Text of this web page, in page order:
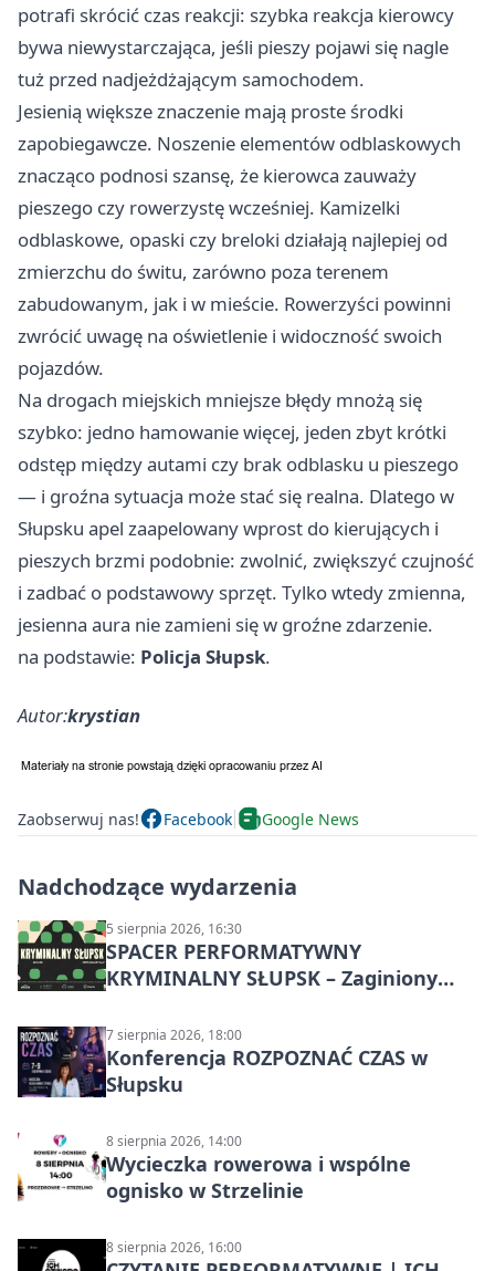
potrafi skrócić czas reakcji: szybka reakcja kierowcy
bywa niewystarczająca, jeśli pieszy pojawi się nagle
tuż przed nadjeżdżającym samochodem.
Jesienią większe znaczenie mają proste środki
zapobiegawcze. Noszenie elementów odblaskowych
znacząco podnosi szansę, że kierowca zauważy
pieszego czy rowerzystę wcześniej. Kamizelki
odblaskowe, opaski czy breloki działają najlepiej od
zmierzchu do świtu, zarówno poza terenem
zabudowanym, jak i w mieście. Rowerzyści powinni
zwrócić uwagę na oświetlenie i widoczność swoich
pojazdów.
Na drogach miejskich mniejsze błędy mnożą się
szybko: jedno hamowanie więcej, jeden zbyt krótki
odstęp między autami czy brak odblasku u pieszego
— i groźna sytuacja może stać się realna. Dlatego w
Słupsku apel zaapelowany wprost do kierujących i
pieszych brzmi podobnie: zwolnić, zwiększyć czujność
i zadbać o podstawowy sprzęt. Tylko wtedy zmienna,
jesienna aura nie zamieni się w groźne zdarzenie.
na podstawie: Policja Słupsk.
Autor:krystian
Zaobserwuj nas! Facebook Google News
Nadchodzące wydarzenia
5 sierpnia 2026, 16:30
SPACER PERFORMATYWNY
KRYMINALNY SŁUPSK – Zaginiony
7 sierpnia 2026, 18:00
Konferencja ROZPOZNAĆ CZAS w
Słupsku
8 sierpnia 2026, 14:00
Wycieczka rowerowa i wspólne
ognisko w Strzelinie
8 sierpnia 2026, 16:00